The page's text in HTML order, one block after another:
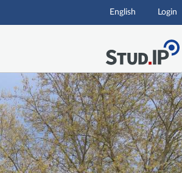
English Login